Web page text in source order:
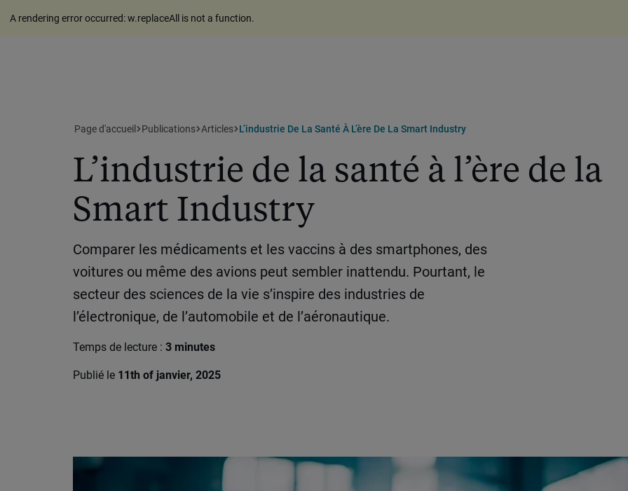
A rendering error occurred:w.replaceAll is not a function.
Page d'accueil Publications Articles L’industrie De La Santé À L’ère De La Smart Industry
L’industrie de la santé à l’ère de la
Smart Industry
Comparer les médicaments et les vaccins à des smartphones, des
voitures ou même des avions peut sembler inattendu. Pourtant, le
secteur des sciences de la vie s’inspire des industries de
l’électronique, de l’automobile et de l’aéronautique.
Temps de lecture : 3 minutes
Publié le 11th of janvier, 2025